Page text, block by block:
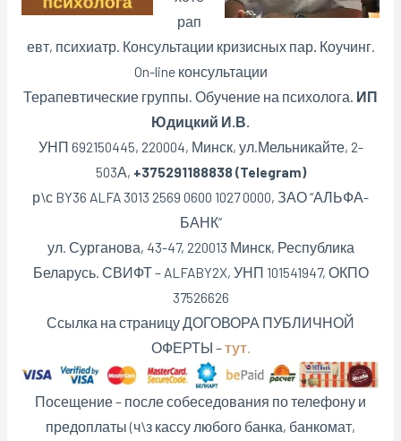
рап
евт, психиатр. Консультации кризисных пар. Коучинг.
On-line консультации
Терапевтические группы. Обучение на психолога. ИП
Юдицкий И.В.
УНП 692150445, 220004, Минск, ул.Мельникайте, 2-
503А, +375291188838 (Telegram)
р\с BY36 ALFA 3013 2569 0600 1027 0000, ЗАО “АЛЬФА-
БАНК”
ул. Сурганова, 43-47, 220013 Минск, Республика
Беларусь. СВИФТ – ALFABY2X, УНП 101541947, ОКПО
37526626
Ссылка на страницу ДОГОВОРА ПУБЛИЧНОЙ
ОФЕРТЫ –тут.
Посещение – после собеседования по телефону и
предоплаты (ч\з кассу любого банка, банкомат,